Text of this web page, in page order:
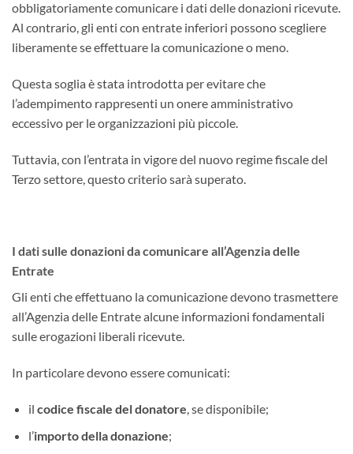
obbligatoriamente comunicare i dati delle donazioni ricevute.
Al contrario, gli enti con entrate inferiori possono scegliere
liberamente se effettuare la comunicazione o meno.
Questa soglia è stata introdotta per evitare che
l’adempimento rappresenti un onere amministrativo
eccessivo per le organizzazioni più piccole.
Tuttavia, con l’entrata in vigore del nuovo regime fiscale del
Terzo settore, questo criterio sarà superato.
I dati sulle donazioni da comunicare all’Agenzia delle
Entrate
Gli enti che effettuano la comunicazione devono trasmettere
all’Agenzia delle Entrate alcune informazioni fondamentali
sulle erogazioni liberali ricevute.
In particolare devono essere comunicati:
il codice fiscale del donatore, se disponibile;
l’importo della donazione;